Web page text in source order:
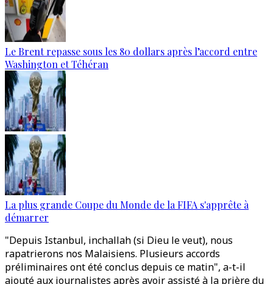
Le Brent repasse sous les 80 dollars après l’accord entre
Washington et Téhéran
La plus grande Coupe du Monde de la FIFA s'apprête à
démarrer
"Depuis Istanbul, inchallah (si Dieu le veut), nous
rapatrierons nos Malaisiens. Plusieurs accords
préliminaires ont été conclus depuis ce matin", a-t-il
ajouté aux journalistes après avoir assisté à la prière du